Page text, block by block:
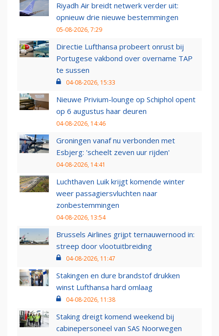
Riyadh Air breidt netwerk verder uit:
opnieuw drie nieuwe bestemmingen
05-08-2026, 7:29
Directie Lufthansa probeert onrust bij
Portugese vakbond over overname TAP
te sussen
04-08-2026, 15:33
Nieuwe Privium-lounge op Schiphol opent
op 6 augustus haar deuren
04-08-2026, 14:46
Groningen vanaf nu verbonden met
Esbjerg: 'scheelt zeven uur rijden'
04-08-2026, 14:41
Luchthaven Luik krijgt komende winter
weer passagiersvluchten naar
zonbestemmingen
04-08-2026, 13:54
Brussels Airlines grijpt ternauwernood in:
streep door vlootuitbreiding
04-08-2026, 11:47
Stakingen en dure brandstof drukken
winst Lufthansa hard omlaag
04-08-2026, 11:38
Staking dreigt komend weekend bij
cabinepersoneel van SAS Noorwegen